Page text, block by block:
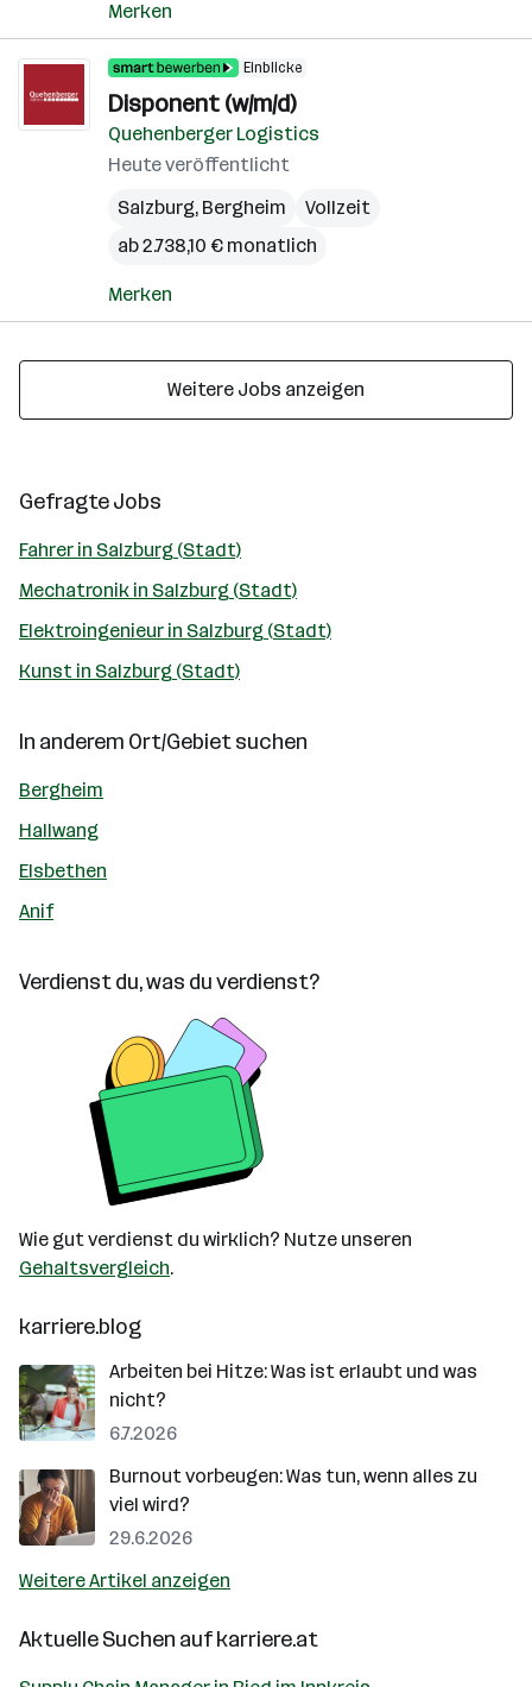
Merken
Einblicke
Disponent (w/m/d)
Quehenberger Logistics
Heute veröffentlicht
Salzburg, Bergheim
Vollzeit
ab 2.738,10 € monatlich
Merken
Weitere Jobs anzeigen
Gefragte Jobs
Fahrer in Salzburg (Stadt)
Mechatronik in Salzburg (Stadt)
Elektroingenieur in Salzburg (Stadt)
Kunst in Salzburg (Stadt)
In anderem Ort/Gebiet suchen
Bergheim
Hallwang
Elsbethen
Anif
Verdienst du, was du verdienst?
Wie gut verdienst du wirklich? Nutze unseren
Gehaltsvergleich.
karriere.blog
Arbeiten bei Hitze: Was ist erlaubt und was
nicht?
6.7.2026
Burnout vorbeugen: Was tun, wenn alles zu
viel wird?
29.6.2026
Weitere Artikel anzeigen
Aktuelle Suchen aufkarriere.at